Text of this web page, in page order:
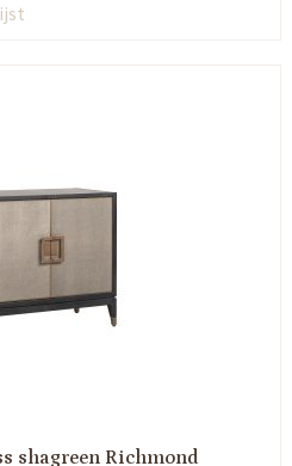
shagreen Richmond